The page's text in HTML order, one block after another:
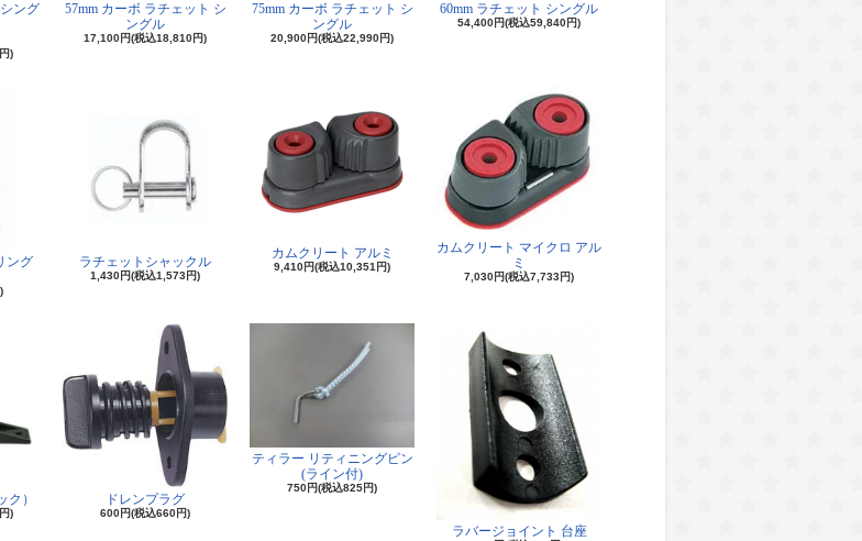
ング
)
57mm カーボ ラチェット シ
ングル
17,100円(税込18,810円)
75mm カーボ ラチェット シ
ングル
20,900円(税込22,990円)
60mm ラチェット シングル
54,400円(税込59,840円)
ング
ラチェットシャックル
1,430円(税込1,573円)
カムクリート アルミ
9,410円(税込10,351円)
カムクリート マイクロ アル
ミ
7,030円(税込7,733円)
ク）
)
ドレンプラグ
600円(税込660円)
ティラー リティニングピン
(ライン付)
750円(税込825円)
ラバージョイント 台座